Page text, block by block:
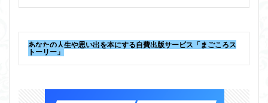
あなたの人生や思い出を本にする自費出版サービス「まごころス
トーリー」